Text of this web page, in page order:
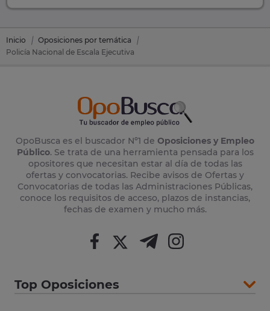
Inicio
Oposiciones por temática
Policía Nacional de Escala Ejecutiva
OpoBusca es el buscador Nº1 de Oposiciones y Empleo
Público. Se trata de una herramienta pensada para los
opositores que necesitan estar al día de todas las
ofertas y convocatorias. Recibe avisos de Ofertas y
Convocatorias de todas las Administraciones Públicas,
conoce los requisitos de acceso, plazos de instancias,
fechas de examen y mucho más.
Top Oposiciones